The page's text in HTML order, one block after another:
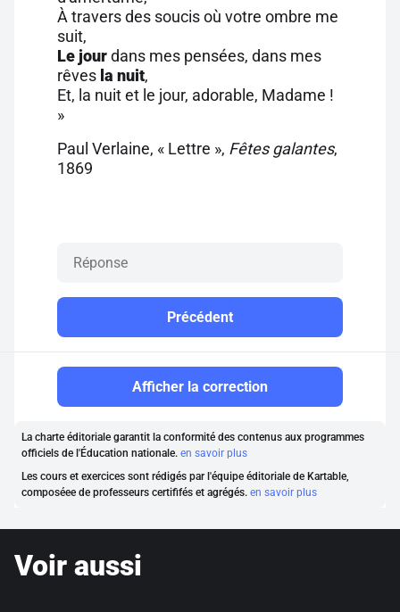
À travers des soucis où votre ombre me
suit,
Le jourdans mes pensées, dans mes
rêves la nuit,
Et, la nuit et le jour, adorable, Madame !
»
Paul Verlaine, « Lettre », Fêtes galantes,
1869
Précédent
Afficher la correction
La charte éditoriale garantit la conformité des contenus aux programmes
officiels de l'Éducation nationale. en savoir plus
Les cours et exercices sont rédigés par l'équipe éditoriale de Kartable,
composéee de professeurs certififés et agrégés. en savoir plus
Voir aussi